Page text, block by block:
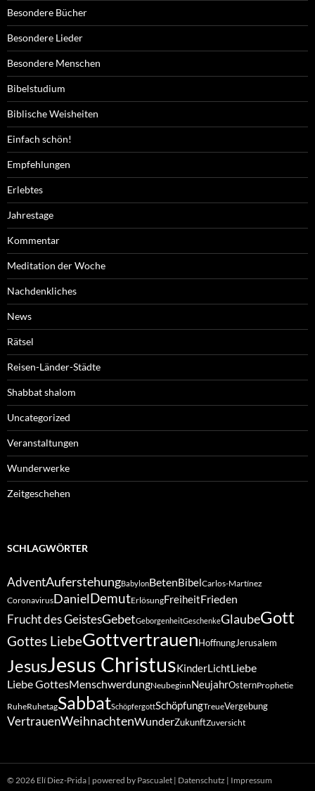
Besondere Bücher
Besondere Lieder
Besondere Menschen
Bibelstudium
Biblische Weisheiten
Einfach schön!
Empfehlungen
Erlebtes
Jahrestage
Kommentar
Meditation der Woche
Nachdenkliches
News
Rätsel
Reisen-Länder-Städte
Shabbat shalom
Uncategorized
Veranstaltungen
Wunderwerke
Zeitgeschehen
SCHLAGWÖRTER
AdventAuferstehungBabylonBetenBibelCarlos-Martínez
CoronavirusDanielDemutErlösungFreiheitFrieden
Frucht des GeistesGebetGeborgenheitGeschenkeGlaubeGott
Gottes LiebeGottvertrauenHoffnungJerusalem
JesusJesus ChristusKinderLichtLiebe
Liebe GottesMenschwerdungNeubeginnNeujahrOsternProphetie
RuheRuhetagSabbatSchöpfergottSchöpfungTreueVergebung
VertrauenWeihnachtenWunderZukunftZuversicht
© 2026 Elí Diez-Prida | powered by Pascualet | Datenschutz | Impressum